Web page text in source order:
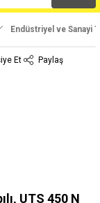
Endüstriyel ve Sanayi
Et Paylaş
UTS 450 N